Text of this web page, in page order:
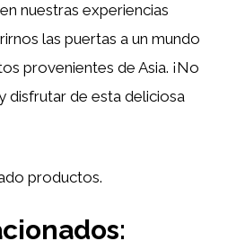
en nuestras experiencias
las puertas a un mundo
provenientes de Asia. ¡No
disfrutar de esta deliciosa
productos.